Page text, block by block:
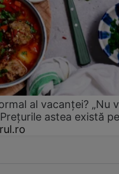
al vacanței? „Nu
astea există